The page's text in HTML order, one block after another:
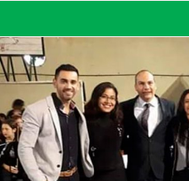
MINISTERIO
DE